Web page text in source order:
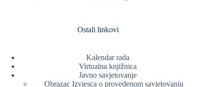
Ostali linkovi
Kalendar rada
Virtualna knjižnica
Javno savjetovanje
Obrazac Izvjesca o provedenom savjetovanju